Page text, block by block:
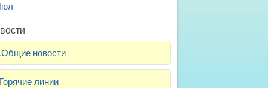
.Общие новости
Горячие линии